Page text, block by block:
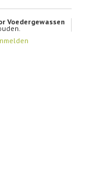
Voedergewassen